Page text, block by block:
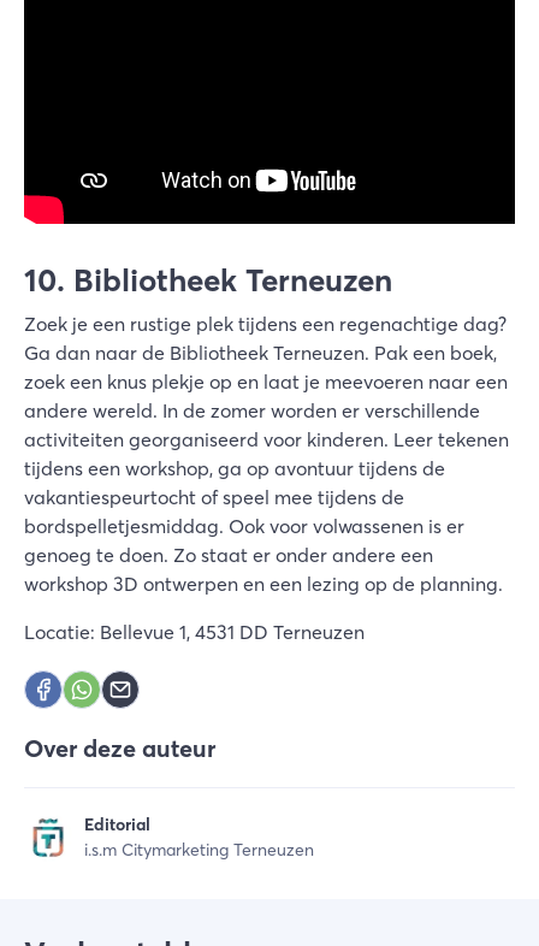
10. Bibliotheek Terneuzen
Zoek je een rustige plek tijdens een regenachtige dag?
Ga dan naar de Bibliotheek Terneuzen. Pak een boek,
zoek een knus plekje op en laat je meevoeren naar een
andere wereld. In de zomer worden er verschillende
activiteiten georganiseerd voor kinderen. Leer tekenen
tijdens een workshop, ga op avontuur tijdens de
vakantiespeurtocht of speel mee tijdens de
bordspelletjesmiddag. Ook voor volwassenen is er
genoeg te doen. Zo staat er onder andere een
workshop 3D ontwerpen en een lezing op de planning.
Locatie: Bellevue 1, 4531 DD Terneuzen
Over deze auteur
Editorial
i.s.m Citymarketing Terneuzen